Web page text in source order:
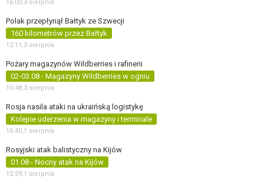
16:00,3 sierpnia
Polak przepłynął Bałtyk ze Szwecji
160 kilometrów przez Bałtyk
12:11,3 sierpnia
Pożary magazynów Wildberries i rafinerii
02-03.08 - Magazyny Wildberries w ogniu
10:48,3 sierpnia
Rosja nasila ataki na ukraińską logistykę
Kolejne uderzenia w magazyny i terminale
16:40,1 sierpnia
Rosyjski atak balistyczny na Kijów
01.08 - Nocny atak na Kijów
12:59,1 sierpnia